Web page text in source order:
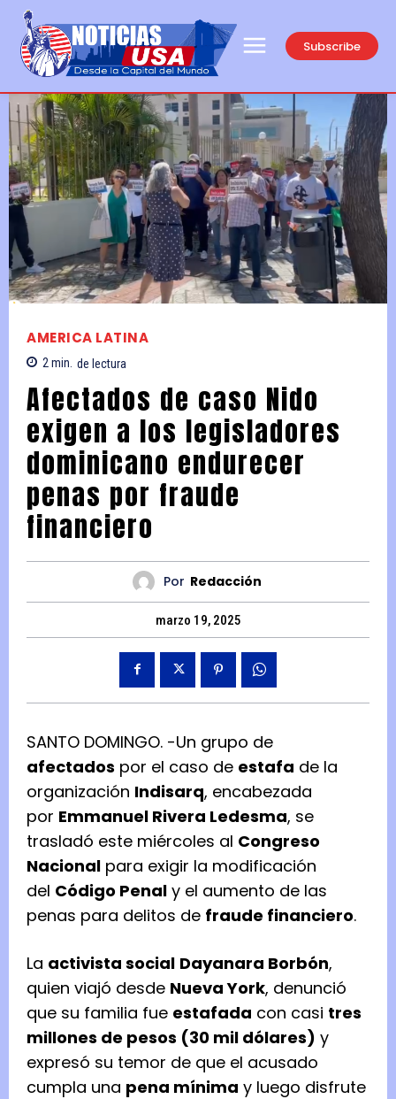
Subscribe
AMERICA LATINA
2min. de lectura
Afectados de caso Nido
exigen a los legisladores
dominicano endurecer
penas por fraude
financiero
Por Redacción
marzo 19, 2025
SANTO DOMINGO. -Un grupo de
afectados por el caso de estafa de la
organización Indisarq, encabezada
por Emmanuel Rivera Ledesma, se
trasladó este miércoles al Congreso
Nacional para exigir la modificación
del Código Penal y el aumento de las
penas para delitos de fraude financiero.
La activista social Dayanara Borbón,
quien viajó desde Nueva York, denunció
que su familia fue estafada con casi tres
millones de pesos (30 mil dólares) y
expresó su temor de que el acusado
cumpla una pena mínima y luego disfrute